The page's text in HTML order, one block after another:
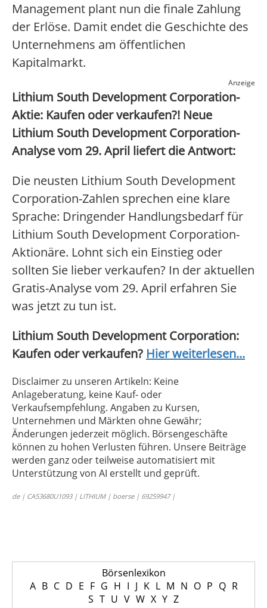
Management plant nun die finale Zahlung
der Erlöse. Damit endet die Geschichte des
Unternehmens am öffentlichen
Kapitalmarkt.
Anzeige
Lithium South Development Corporation-
Aktie: Kaufen oder verkaufen?! Neue
Lithium South Development Corporation-
Analyse vom 29. April liefert die Antwort:
Die neusten Lithium South Development
Corporation-Zahlen sprechen eine klare
Sprache: Dringender Handlungsbedarf für
Lithium South Development Corporation-
Aktionäre. Lohnt sich ein Einstieg oder
sollten Sie lieber verkaufen? In der aktuellen
Gratis-Analyse vom 29. April erfahren Sie
was jetzt zu tun ist.
Lithium South Development Corporation:
Kaufen oder verkaufen? Hier weiterlesen...
Disclaimer zu unseren Artikeln: Keine
Anlageberatung, keine Kauf- oder
Verkaufsempfehlung. Angaben zu Kursen,
Unternehmen und Märkten ohne Gewähr;
Änderungen jederzeit möglich. Börsengeschäfte
können zu hohen Verlusten führen. Unsere Beiträge
werden ganz oder teilweise automatisiert mit
Unterstützung von AI erstellt und geprüft.
de | CA53680U1093 | LITHIUM | boerse | 69259947 |
Börsenlexikon
A B C D E F G H I J K L M N O P Q R
S T U V W X Y Z